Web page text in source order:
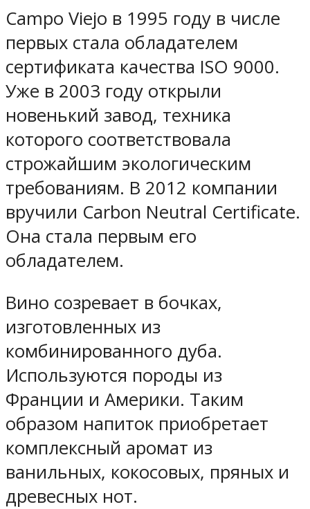
Campo Viejo в 1995 году в числе
первых стала обладателем
сертификата качества ISO 9000.
Уже в 2003 году открыли
новенький завод, техника
которого соответствовала
строжайшим экологическим
требованиям. В 2012 компании
вручили Carbon Neutral Certificate.
Она стала первым его
обладателем.
Вино созревает в бочках,
изготовленных из
комбинированного дуба.
Используются породы из
Франции и Америки. Таким
образом напиток приобретает
комплексный аромат из
ванильных, кокосовых, пряных и
древесных нот.